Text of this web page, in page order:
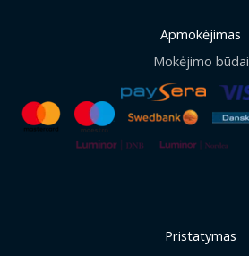
Apmokėjimas
Mokėjimo būdai
Pristatymas